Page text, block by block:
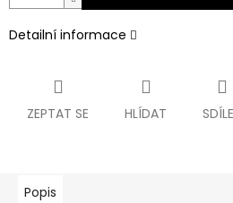
Detailní informace
ZEPTAT SE HLÍDAT
Popis